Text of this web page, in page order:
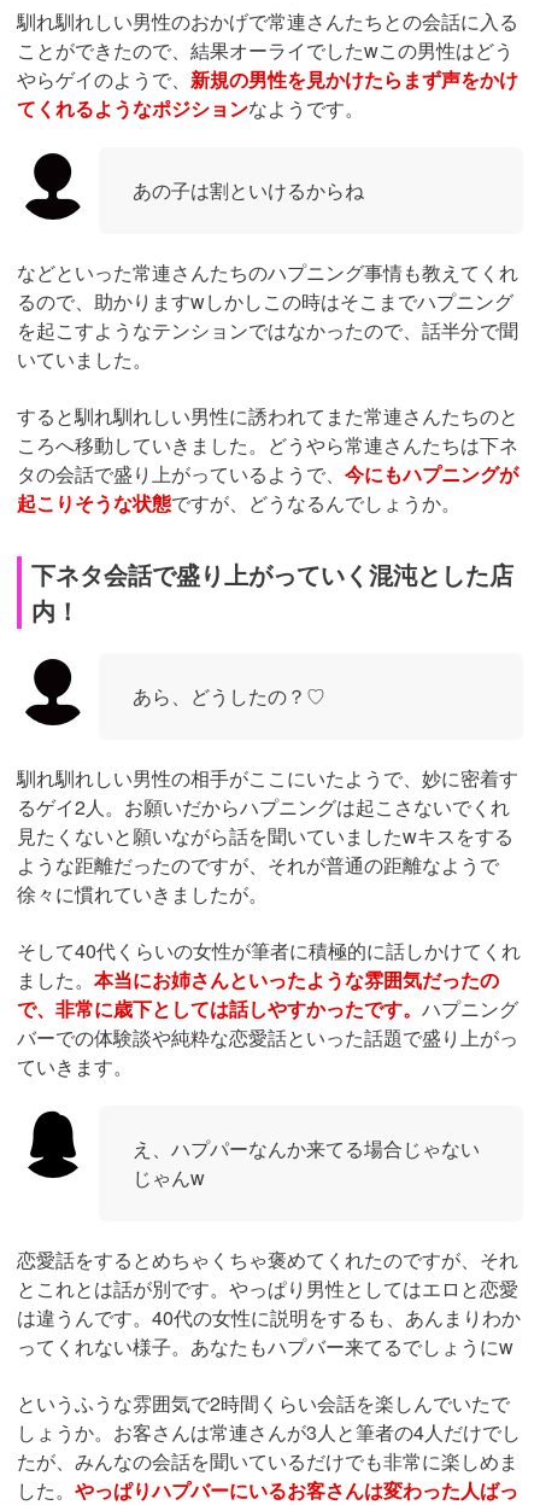
馴れ馴れしい男性のおかげで常連さんたちとの会話に入る
ことができたので、結果オーライでしたwこの男性はどう
やらゲイのようで、 新規の男性を見かけたらまず声をかけ
てくれるようなポジションなようです。
あの子は割といけるからね
などといった常連さんたちのハプニング事情も教えてくれ
るので、助かりますwしかしこの時はそこまでハプニング
を起こすようなテンションではなかったので、話半分で聞
いていました。
すると馴れ馴れしい男性に誘われてまた常連さんたちのと
ころへ移動していきました。どうやら常連さんたちは下ネ
タの会話で盛り上がっているようで、 今にもハプニングが
起こりそうな状態ですが、どうなるんでしょうか。
下ネタ会話で盛り上がっていく混沌とした店
内！
あら、どうしたの？♡
馴れ馴れしい男性の相手がここにいたようで、妙に密着す
るゲイ2人。お願いだからハプニングは起こさないでくれ
見たくないと願いながら話を聞いていましたwキスをする
ような距離だったのですが、それが普通の距離なようで
徐々に慣れていきましたが。
そして40代くらいの女性が筆者に積極的に話しかけてくれ
ました。 本当にお姉さんといったような雰囲気だったの
で、非常に歳下としては話しやすかったです。 ハプニング
バーでの体験談や純粋な恋愛話といった話題で盛り上がっ
ていきます。
え、ハプパーなんか来てる場合じゃない
じゃんw
恋愛話をするとめちゃくちゃ褒めてくれたのですが、それ
とこれとは話が別です。やっぱり男性としてはエロと恋愛
は違うんです。40代の女性に説明をするも、あんまりわか
ってくれない様子。あなたもハプバー来てるでしょうにw
というふうな雰囲気で2時間くらい会話を楽しんでいたで
しょうか。お客さんは常連さんが3人と筆者の4人だけでし
たが、みんなの会話を聞いているだけでも非常に楽しめま
した。 やっぱりハプバーにいるお客さんは変わった人ばっ